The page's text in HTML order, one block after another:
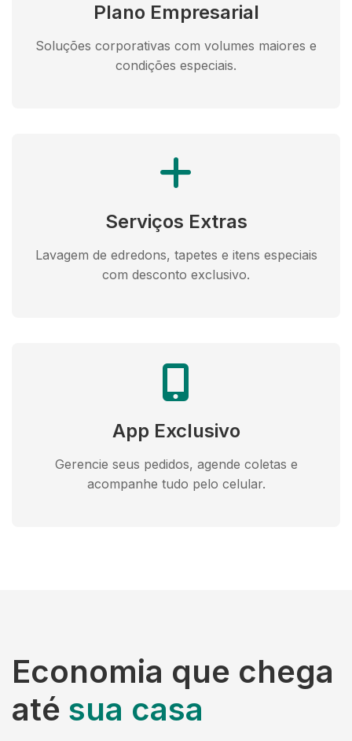
Plano Empresarial
Soluções corporativas com volumes maiores e
condições especiais.
Serviços Extras
Lavagem de edredons, tapetes e itens especiais
com desconto exclusivo.
App Exclusivo
Gerencie seus pedidos, agende coletas e
acompanhe tudo pelo celular.
Economia que chega
até sua casa